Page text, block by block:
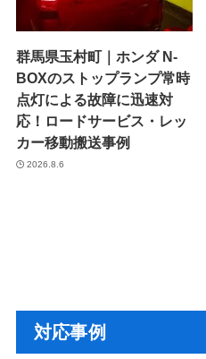
群馬県玉村町｜ホンダ N-
BOXのストップランプ常時
点灯による故障に迅速対
応！ロードサービス・レッ
カー移動搬送事例
2026.8.6
対応事例